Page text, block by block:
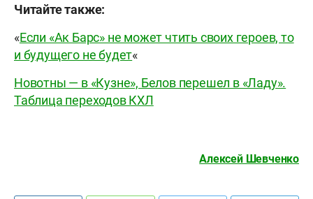
Читайте также:
«Если «Ак Барс» не может чтить своих героев, то
и будущего не будет«
Новотны — в «Кузне», Белов перешел в «Ладу».
Таблица переходов КХЛ
Алексей Шевченко